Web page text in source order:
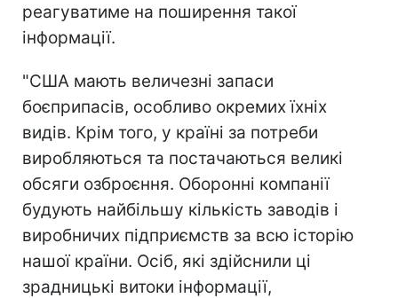
реагуватиме на поширення такої
інформації.
"США мають величезні запаси
боєприпасів, особливо окремих їхніх
видів. Крім того, у країні за потреби
виробляються та постачаються великі
обсяги озброєння. Оборонні компанії
будують найбільшу кількість заводів і
виробничих підприємств за всю історію
нашої країни. Осіб, які здійснили ці
зрадницькі витоки інформації,